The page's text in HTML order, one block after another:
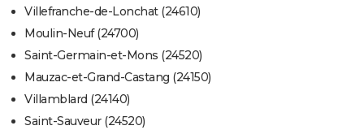
Villefranche-de-Lonchat (24610)
Moulin-Neuf (24700)
Saint-Germain-et-Mons (24520)
Mauzac-et-Grand-Castang (24150)
Villamblard (24140)
Saint-Sauveur (24520)